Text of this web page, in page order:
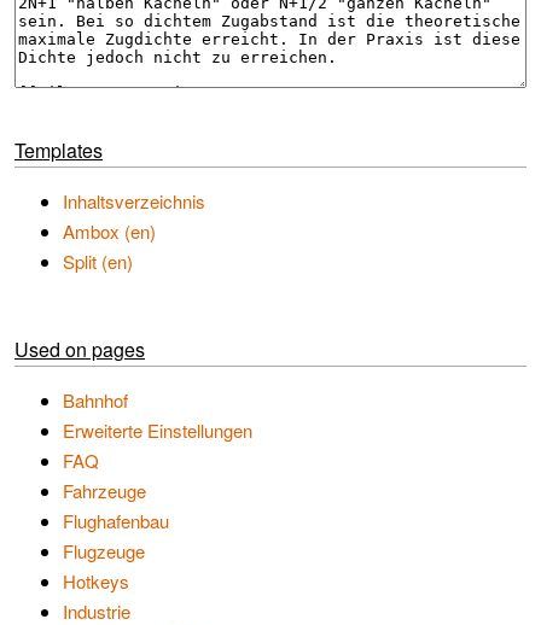
Templates
Inhaltsverzeichnis
Ambox (en)
Split (en)
Used on pages
Bahnhof
Erweiterte Einstellungen
FAQ
Fahrzeuge
Flughafenbau
Flugzeuge
Hotkeys
Industrie